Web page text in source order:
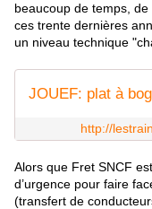
beaucoup de temps,
ces trente dernières
un niveau technique
http://
Alors que Fret SNCF
d’urgence pour faire
(transfert de